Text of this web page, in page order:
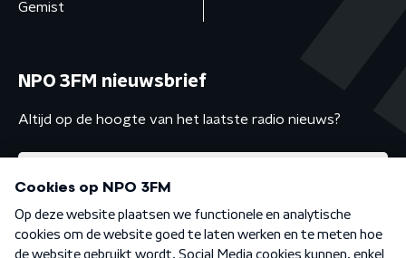
Gemist
NPO 3FM nieuwsbrief
Altijd op de hoogte van het laatste radio nieuws?